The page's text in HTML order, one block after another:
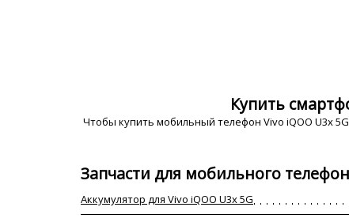
Купить
Чтобы купить мобильный телефон Vivo iQOO U3x
Запчасти для мобильного
Аккумулятор для Vivo iQOO U3x 5G